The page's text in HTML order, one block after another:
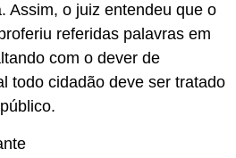
Assim, o juiz entendeu que o
referidas palavras em
com o dever de
todo cidadão deve ser tratado